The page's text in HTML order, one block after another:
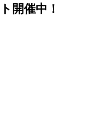
開催中！